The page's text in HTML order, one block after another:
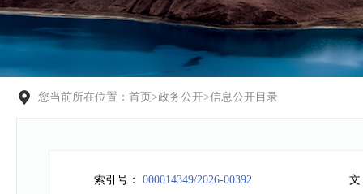
您当前所在位置： 首页 >政务公开>信息公开目录
索引号： 000014349/2026-00392
文